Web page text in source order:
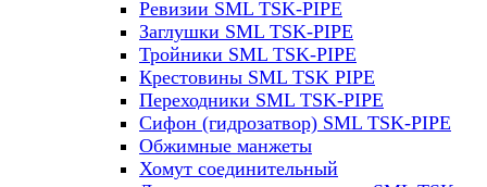
Ревизии SML TSK-PIPE
Заглушки SML TSK-PIPE
Тройники SML TSK-PIPE
Крестовины SML TSK PIPE
Переходники SML TSK-PIPE
Сифон (гидрозатвор) SML TSK-PIPE
Обжимные манжеты
Хомут соединительный